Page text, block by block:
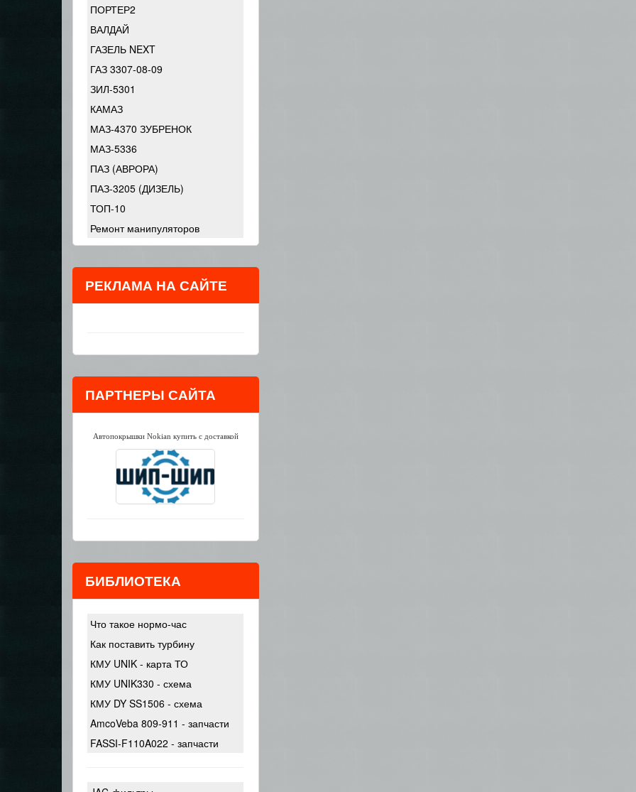
ПОРТЕР2
ВАЛДАЙ
ГАЗЕЛЬ NEXT
ГАЗ 3307-08-09
ЗИЛ-5301
КАМАЗ
МАЗ-4370 ЗУБРЕНОК
МАЗ-5336
ПАЗ (АВРОРА)
ПАЗ-3205 (ДИЗЕЛЬ)
ТОП-10
Ремонт манипуляторов
РЕКЛАМА НА САЙТЕ
ПАРТНЕРЫ САЙТА
Автопокрышки Nokian купить с доставкой
БИБЛИОТЕКА
Что такое нормо-час
Как поставить турбину
КМУ UNIK - карта ТО
КМУ UNIK330 - схема
КМУ DY SS1506 - схема
AmcoVeba 809-911 - запчасти
FASSI-F110A022 - запчасти